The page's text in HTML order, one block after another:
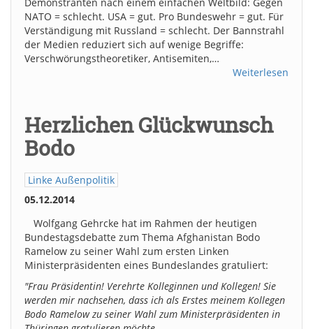
NATO = schlecht. USA = gut. Pro Bundeswehr = gut. Für
Verständigung mit Russland = schlecht. Der Bannstrahl
der Medien reduziert sich auf wenige Begriffe:
Verschwörungstheoretiker, Antisemiten,…
Weiterlesen
Herzlichen Glückwunsch
Bodo
Linke Außenpolitik
05.12.2014
Wolfgang Gehrcke hat im Rahmen der heutigen
Bundestagsdebatte zum Thema Afghanistan Bodo
Ramelow zu seiner Wahl zum ersten Linken
Ministerpräsidenten eines Bundeslandes gratuliert:
"Frau Präsidentin! Verehrte Kolleginnen und Kollegen! Sie
werden mir nachsehen, dass ich als Erstes meinem Kollegen
Bodo Ramelow zu seiner Wahl zum Ministerpräsidenten in